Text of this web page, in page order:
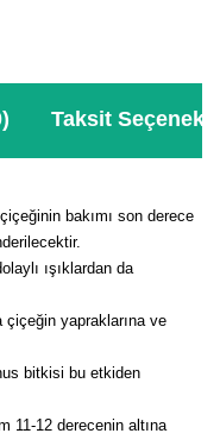
Taksit
bakımı son derece
ışıklardan da
yapraklarına ve
bitkisi bu etkiden
11-12 derecenin altına